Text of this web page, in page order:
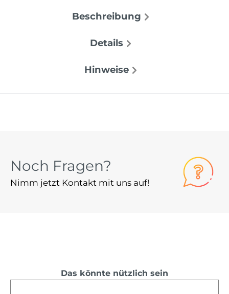
Beschreibung
Details
Hinweise
Noch Fragen?
Nimm jetzt Kontakt mit uns auf!
Das könnte nützlich sein